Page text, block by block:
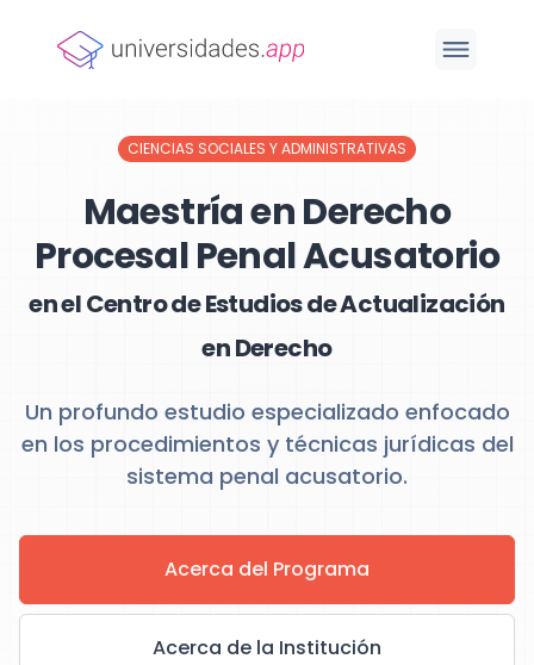
CIENCIAS SOCIALES Y ADMINISTRATIVAS
Maestría en Derecho
Procesal Penal Acusatorio
en el Centro de Estudios de Actualización
en Derecho
Un profundo estudio especializado enfocado
en los procedimientos y técnicas jurídicas del
sistema penal acusatorio.
Acerca del Programa
Acerca de la Institución